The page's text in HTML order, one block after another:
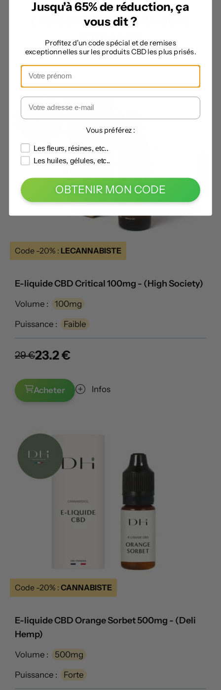
Les autres produits de la
catégorie
Code -20% : LECANNABISTE
E-liquide CBD Critical 100mg - (High Society)
Volume : 100mg
Puissance : Faible
29 €23.2 €
Acheter Infos
Code -20% : CANNABISTE
E-liquide CBD Orange Sorbet 500mg - (Deli
Hemp)
Volume : 500mg
Puissance : Forte
Jusqu'à 65% de réduction, ça
vous dit ?
Profitez d'un code spécial et de remises
exceptionnelles sur les produits CBD les plus prisés.
Vous préférez :
Les fleurs, résines, etc..
Les huiles, gélules, etc..
OBTENIR MON CODE